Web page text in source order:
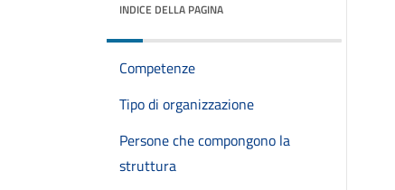
INDICE DELLA PAGINA
Competenze
Tipo di organizzazione
Persone che compongono la
struttura